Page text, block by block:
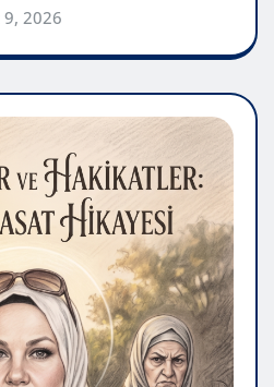
9, 2026